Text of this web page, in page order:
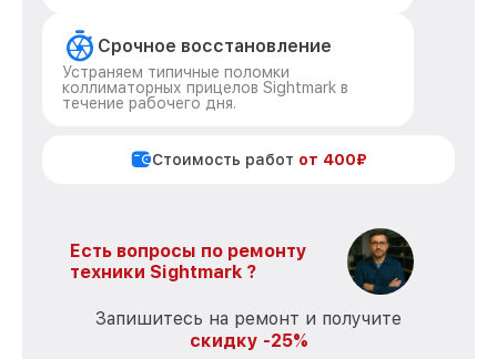
Срочное восстановление
Устраняем типичные поломки
коллиматорных прицелов Sightmark в
течение рабочего дня.
Стоимость работ от 400₽
Есть вопросы по ремонту
техники Sightmark ?
Запишитесь на ремонт и получите
скидку -25%